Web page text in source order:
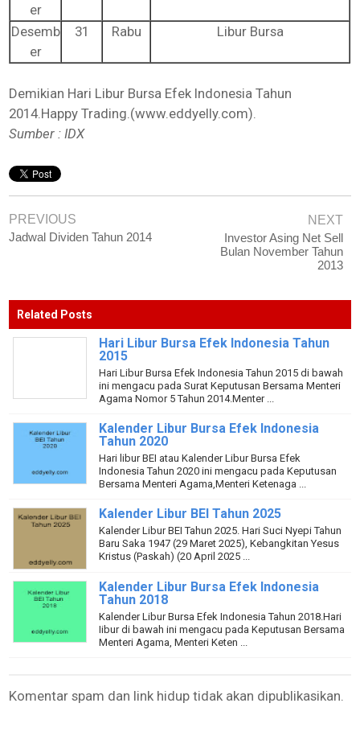
er
Desemb
er
31 Rabu Libur Bursa
Demikian Hari Libur Bursa Efek Indonesia Tahun
2014.Happy Trading.(www.eddyelly.com).
Sumber : IDX
PREVIOUS
Jadwal Dividen Tahun 2014
NEXT
Investor Asing Net Sell
Bulan November Tahun
2013
Related Posts
Hari Libur Bursa Efek Indonesia Tahun
2015
Hari Libur Bursa Efek Indonesia Tahun 2015 di bawah
ini mengacu pada Surat Keputusan Bersama Menteri
Agama Nomor 5 Tahun 2014.Menter ...
Kalender Libur Bursa Efek Indonesia
Tahun 2020
Hari libur BEI atau Kalender Libur Bursa Efek
Indonesia Tahun 2020 ini mengacu pada Keputusan
Bersama Menteri Agama,Menteri Ketenaga ...
Kalender Libur BEI Tahun 2025
Kalender Libur BEI Tahun 2025. Hari Suci Nyepi Tahun
Baru Saka 1947 (29 Maret 2025), Kebangkitan Yesus
Kristus (Paskah) (20 April 2025 ...
Kalender Libur Bursa Efek Indonesia
Tahun 2018
Kalender Libur Bursa Efek Indonesia Tahun 2018.Hari
Iibur di bawah ini mengacu pada Keputusan Bersama
Menteri Agama, Menteri Keten ...
Komentar spam dan link hidup tidak akan dipublikasikan.